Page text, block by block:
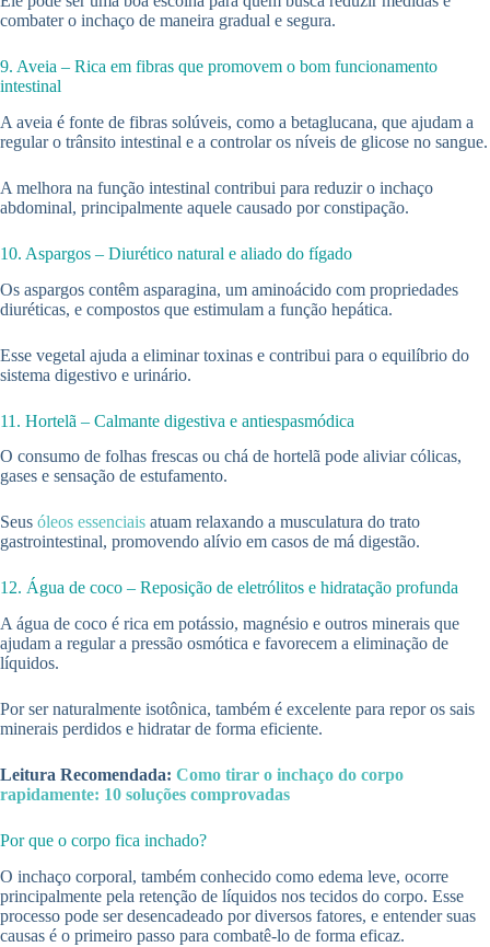
combater o inchaço de maneira gradual e segura.
9. Aveia – Rica em fibras que promovem o bom funcionamento
intestinal
A aveia é fonte de fibras solúveis, como a betaglucana, que ajudam a
regular o trânsito intestinal e a controlar os níveis de glicose no sangue.
A melhora na função intestinal contribui para reduzir o inchaço
abdominal, principalmente aquele causado por constipação.
10. Aspargos – Diurético natural e aliado do fígado
Os aspargos contêm asparagina, um aminoácido com propriedades
diuréticas, e compostos que estimulam a função hepática.
Esse vegetal ajuda a eliminar toxinas e contribui para o equilíbrio do
sistema digestivo e urinário.
11. Hortelã – Calmante digestiva e antiespasmódica
O consumo de folhas frescas ou chá de hortelã pode aliviar cólicas,
gases e sensação de estufamento.
Seus óleos essenciais atuam relaxando a musculatura do trato
gastrointestinal, promovendo alívio em casos de má digestão.
12. Água de coco – Reposição de eletrólitos e hidratação profunda
A água de coco é rica em potássio, magnésio e outros minerais que
ajudam a regular a pressão osmótica e favorecem a eliminação de
líquidos.
Por ser naturalmente isotônica, também é excelente para repor os sais
minerais perdidos e hidratar de forma eficiente.
Leitura Recomendada: Como tirar o inchaço do corpo
rapidamente: 10 soluções comprovadas
Por que o corpo fica inchado?
O inchaço corporal, também conhecido como edema leve, ocorre
principalmente pela retenção de líquidos nos tecidos do corpo. Esse
processo pode ser desencadeado por diversos fatores, e entender suas
causas é o primeiro passo para combatê-lo de forma eficaz.